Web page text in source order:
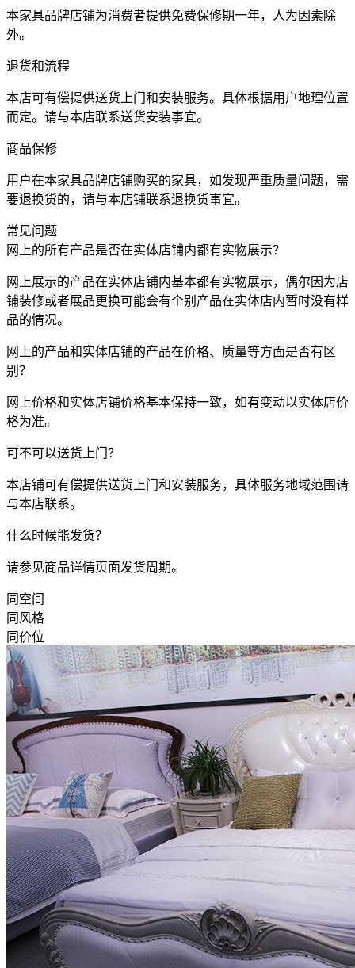
本家具品牌店铺为消费者提供免费保修期一年，人为因素除
外。
退货和流程
本店可有偿提供送货上门和安装服务。具体根据用户地理位置
而定。请与本店联系送货安装事宜。
商品保修
用户在本家具品牌店铺购买的家具，如发现严重质量问题，需
要退换货的，请与本店铺联系退换货事宜。
常见问题
网上的所有产品是否在实体店铺内都有实物展示？
网上展示的产品在实体店铺内基本都有实物展示，偶尔因为店
铺装修或者展品更换可能会有个别产品在实体店内暂时没有样
品的情况。
网上的产品和实体店铺的产品在价格、质量等方面是否有区
别？
网上价格和实体店铺价格基本保持一致，如有变动以实体店价
格为准。
可不可以送货上门？
本店铺可有偿提供送货上门和安装服务，具体服务地域范围请
与本店联系。
什么时候能发货？
请参见商品详情页面发货周期。
同空间
同风格
同价位